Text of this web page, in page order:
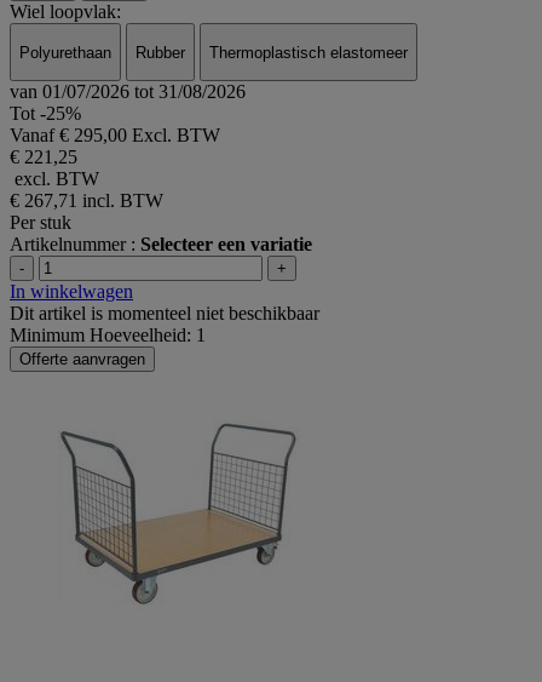
Wiel loopvlak:
Polyurethaan Rubber Thermoplastisch elastomeer
van 01/07/2026 tot 31/08/2026
Tot -25%
Vanaf€ 295,00 Excl. BTW
€ 221,25
excl. BTW
€ 267,71 incl. BTW
Per stuk
Artikelnummer : Selecteer een variatie
- +
In winkelwagen
Dit artikel is momenteel niet beschikbaar
Minimum Hoeveelheid: 1
Offerte aanvragen